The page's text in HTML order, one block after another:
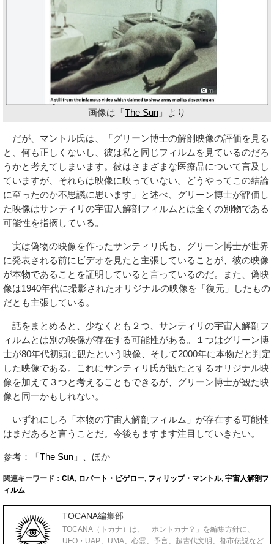
画像は「The Sun 」より
だが、マントル氏は、「グリーン博士の解剖映像の評価を見る
と、何も正しくないし、彼は私と同じフィルムを見ているのだろ
うかと考えてしまいます。彼はさまざまな医療品について言及し
ていますが、それらは映像に映っていない。どうやってこの結論
に至ったのか不思議に思います」と述べ、グリーン博士が評価し
た映像はサンティリの宇宙人解剖フィルムとは全くの別物である
可能性を指摘している。
実は偽物の映像を作ったサンティリ氏も、グリーン博士が世界
に発表される前にビデオを見たと主張していることが、彼の映像
が本物であることを証明していると言っているのだ。また、偽映
像は1940年代に撮影されたオリジナルの映像を「復元」したもの
だとも主張している。
話をまとめると、少なくとも２つ、サンティリの宇宙人解剖フ
ィルムとは別の映像が存在する可能性がある。１つはグリーン博
士が80年代初頭に観たという映像、そして2000年に本物だと判定
した映像である。これにサンティリ氏が観たとするオリジナル映
像を加えて３つと考えることもできるが、グリーン博士が観た映
像と同一かもしれない。
いずれにしろ「本物の宇宙人解剖フィルム」が存在する可能性
はまだあると言うことだ。今後もますます注目していきたい。
参考：「The Sun 」、ほか
関連キーワード： CIA, ロバート・ビゲロー, フィリップ・マントル, 宇宙人解剖フ
ィルム
TOCANA編集部
TOCANA（トカナ）は、「ホントカナ？」を編集方針に、
UFO・UAP、UMA、心霊、予言、超古代文明、都市伝説など